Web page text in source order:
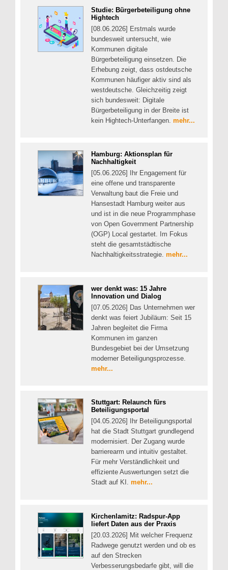
Studie: Bürgerbeteiligung ohne
Hightech
[08.06.2026] Erstmals wurde
bundesweit untersucht, wie
Kommunen digitale
Bürgerbeteiligung einsetzen. Die
Erhebung zeigt, dass ostdeutsche
Kommunen häufiger aktiv sind als
westdeutsche. Gleichzeitig zeigt
sich bundesweit: Digitale
Bürgerbeteiligung in der Breite ist
kein Hightech-Unterfangen. mehr...
Hamburg: Aktionsplan für
Nachhaltigkeit
[05.06.2026] Ihr Engagement für
eine offene und transparente
Verwaltung baut die Freie und
Hansestadt Hamburg weiter aus
und ist in die neue Programmphase
von Open Government Partnership
(OGP) Local gestartet. Im Fokus
steht die gesamtstädtische
Nachhaltigkeitsstrategie. mehr...
wer denkt was: 15 Jahre
Innovation und Dialog
[07.05.2026] Das Unternehmen wer
denkt was feiert Jubiläum: Seit 15
Jahren begleitet die Firma
Kommunen im ganzen
Bundesgebiet bei der Umsetzung
moderner Beteiligungsprozesse.
mehr...
Stuttgart: Relaunch fürs
Beteiligungsportal
[04.05.2026] Ihr Beteiligungsportal
hat die Stadt Stuttgart grundlegend
modernisiert. Der Zugang wurde
barrierearm und intuitiv gestaltet.
Für mehr Verständlichkeit und
effiziente Auswertungen setzt die
Stadt auf KI. mehr...
Kirchenlamitz: Radspur-App
liefert Daten aus der Praxis
[20.03.2026] Mit welcher Frequenz
Radwege genutzt werden und ob es
auf den Strecken
Verbesserungsbedarfe gibt, will die